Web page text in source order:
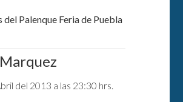
Palenque Feria de Puebla
del 2013 a las 23:30 hrs.